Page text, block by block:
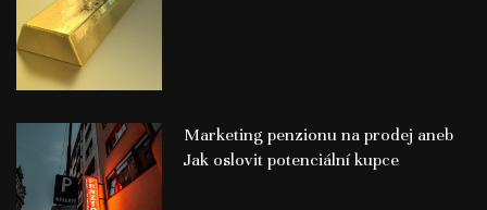
Marketing penzionu na prodej aneb
Jak oslovit potenciální kupce